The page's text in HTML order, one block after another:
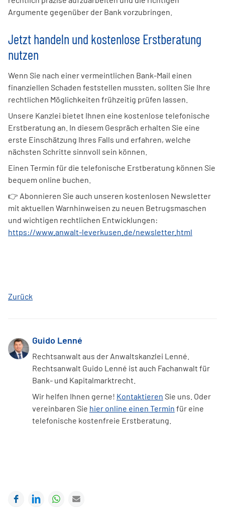
Argumente gegenüber der Bank vorzubringen.
Jetzt handeln und kostenlose Erstberatung
nutzen
Wenn Sie nach einer vermeintlichen Bank-Mail einen
finanziellen Schaden feststellen mussten, sollten Sie Ihre
rechtlichen Möglichkeiten frühzeitig prüfen lassen.
Unsere Kanzlei bietet Ihnen eine kostenlose telefonische
Erstberatung an. In diesem Gespräch erhalten Sie eine
erste Einschätzung Ihres Falls und erfahren, welche
nächsten Schritte sinnvoll sein können.
Einen Termin für die telefonische Erstberatung können Sie
bequem online buchen.
👉 Abonnieren Sie auch unseren kostenlosen Newsletter
mit aktuellen Warnhinweisen zu neuen Betrugsmaschen
und wichtigen rechtlichen Entwicklungen:
https://www.anwalt-leverkusen.de/newsletter.html
Zurück
Guido Lenné
Rechtsanwalt aus der Anwaltskanzlei Lenné.
Rechtsanwalt Guido Lenné ist auch Fachanwalt für
Bank- und Kapitalmarktrecht.
Wir helfen Ihnen gerne! Kontaktieren Sie uns. Oder
vereinbaren Sie hier online einen Termin für eine
telefonische kostenfreie Erstberatung.
FacebookLinkedInWhatsApp